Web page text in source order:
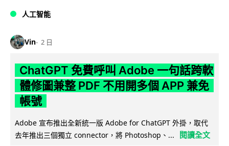
人工智能
Vin 2 日
ChatGPT 免費呼叫 Adobe 一句話跨軟
體修圖兼整 PDF 不用開多個 APP 兼免
帳號
Adobe 宣布推出全新統一版 Adobe for ChatGPT 外掛，取代
去年推出三個獨立 connector，將 Photoshop、...
閱讀全文